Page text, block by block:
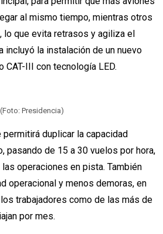
al mismo tiempo, mientras otros
lo que evita retrasos y agiliza el
incluyó la instalación de un nuevo
III con tecnología LED.
(Foto: Presidencia)
permitirá duplicar la capacidad
pasando de 15 a 30 vuelos por hora,
operaciones en pista. También
operacional y menos demoras, en
trabajadores como de las más de
por mes.